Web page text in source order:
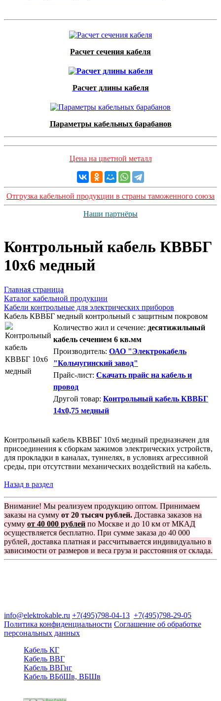
Расчет сечения кабеля
Расчет длины кабеля
Параметры кабельных барабанов
Цена на цветной металл
Отгрузка кабельной продукции в страны таможенного союза
Наши партнёры
Контрольный кабель КВВБГ
10х6 медный
Главная страница
Каталог кабельной продукции
Кабели контрольные для электрических приборов
Кабель КВВБГ медный контрольный с защитным покровом
Количество жил и сечение: десятижильный
кабель сечением 6 кв.мм
Производитель: ОАО "Электрокабель
"Кольчугинский завод"
Прайс-лист: Скачать прайс на кабель и
провод
Другой товар: Контрольный кабель КВВБГ
14х0,75 медный
Контрольный кабель КВВБГ 10х6 медный предназначен для
присоединения к сборкам зажимов электрических устройств,
для прокладки в каналах, туннелях, в условиях агрессивной
среды, при отсутствии механических воздействий на кабель.
Назад в раздел
Внимание! Мы реализуем продукцию оптом. Принимаем
заказы на сумму от 20 тысяч рублей. Доставка заказов на
сумму от 40 000 рублей по Москве и до 10 км от МКАД
осуществляется бесплатно. При сумме заказа до 40 000
рублей, доставка платная и рассчитывается индивидуально в
зависимости от размеров и веса груза и расстояния от склада.
info@elektrokable.ru +7(495)798-04-13 +7(495)798-29-05
Политика конфиденциальности Соглашение об обработке
персональных данных
Кабель КГ
Кабель ВВГ
Кабель ВВГнг
Кабель ВБбШв, ВБШв